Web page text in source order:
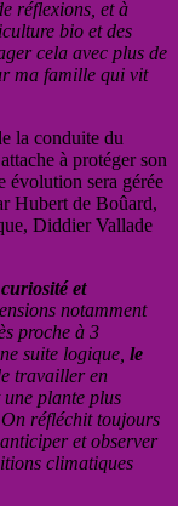
réflexions, et à
bio et des
cela avec plus de
ma famille qui vit
la conduite du
à protéger son
évolution sera gérée
Hubert de Boûard,
Diddier Vallade
et
notamment
proche à 3
suite logique, le
travailler en
une plante plus
réfléchit toujours
et observer
climatiques